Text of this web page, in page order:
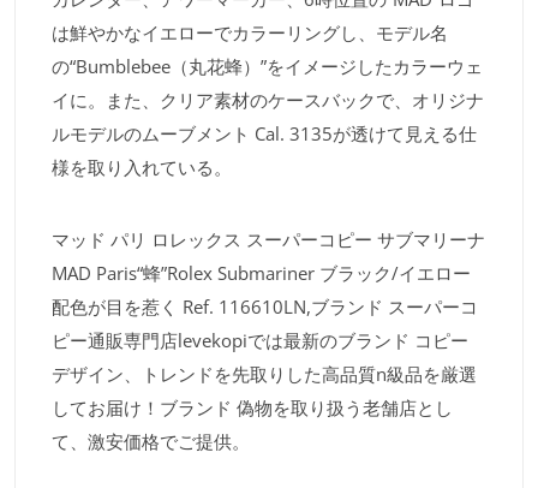
は鮮やかなイエローでカラーリングし、モデル名
の“Bumblebee（丸花蜂）”をイメージしたカラーウェ
イに。また、クリア素材のケースバックで、オリジナ
ルモデルのムーブメント Cal. 3135が透けて見える仕
様を取り入れている。
マッド パリ ロレックス スーパーコピー サブマリーナ
MAD Paris“蜂”Rolex Submariner ブラック/イエロー
配色が目を惹く Ref. 116610LN,ブランド スーパーコ
ピー通販専門店levekopiでは最新のブランド コピー
デザイン、トレンドを先取りした高品質n級品を厳選
してお届け！ブランド 偽物を取り扱う老舗店とし
て、激安価格でご提供。